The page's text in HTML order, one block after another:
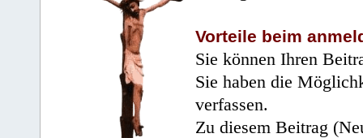
Vorteile beim
Sie können Ihren
Sie haben die
verfassen.
Zu diesem Beitrag